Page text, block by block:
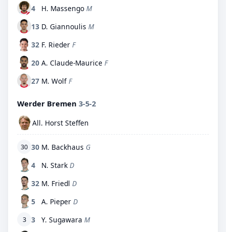
4
H. Massengo M
13 D. Giannoulis M
32 F. Rieder F
20 A. Claude-Maurice F
27 M. Wolf F
Werder Bremen 3-5-2
All. Horst Steffen
30 30 M. Backhaus G
4
N. Stark D
32 M. Friedl D
5
A. Pieper D
3 3 Y. Sugawara M